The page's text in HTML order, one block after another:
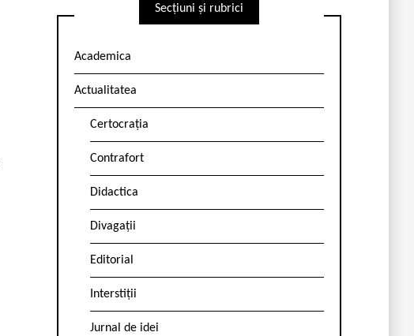
Secțiuni și rubrici
Academica
Actualitatea
Certocrația
Contrafort
Didactica
Divagații
Editorial
Interstiții
Jurnal de idei